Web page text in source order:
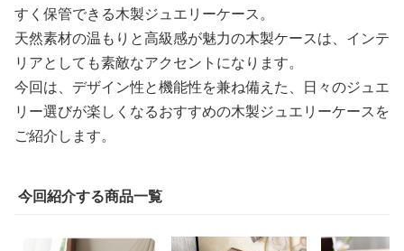
すく保管できる木製ジュエリーケース。
天然素材の温もりと高級感が魅力の木製ケースは、インテ
リアとしても素敵なアクセントになります。
今回は、デザイン性と機能性を兼ね備えた、日々のジュエ
リー選びが楽しくなるおすすめの木製ジュエリーケースを
ご紹介します。
今回紹介する商品一覧